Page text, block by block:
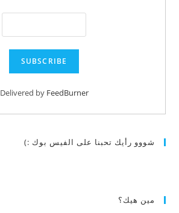
Delivered by FeedBurner
شووو رأيك تحبنا على الفيس بوك :)
مين هيك؟